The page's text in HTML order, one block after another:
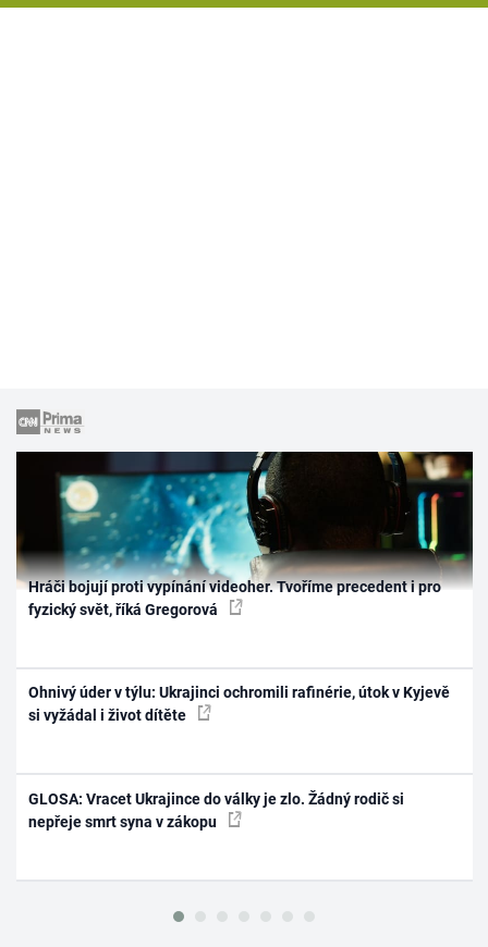
Hráči bojují proti vypínání videoher. Tvoříme precedent i pro
fyzický svět, říká Gregorová
Ohnivý úder v týlu: Ukrajinci ochromili rafinérie, útok v Kyjevě
si vyžádal i život dítěte
GLOSA: Vracet Ukrajince do války je zlo. Žádný rodič si
nepřeje smrt syna v zákopu